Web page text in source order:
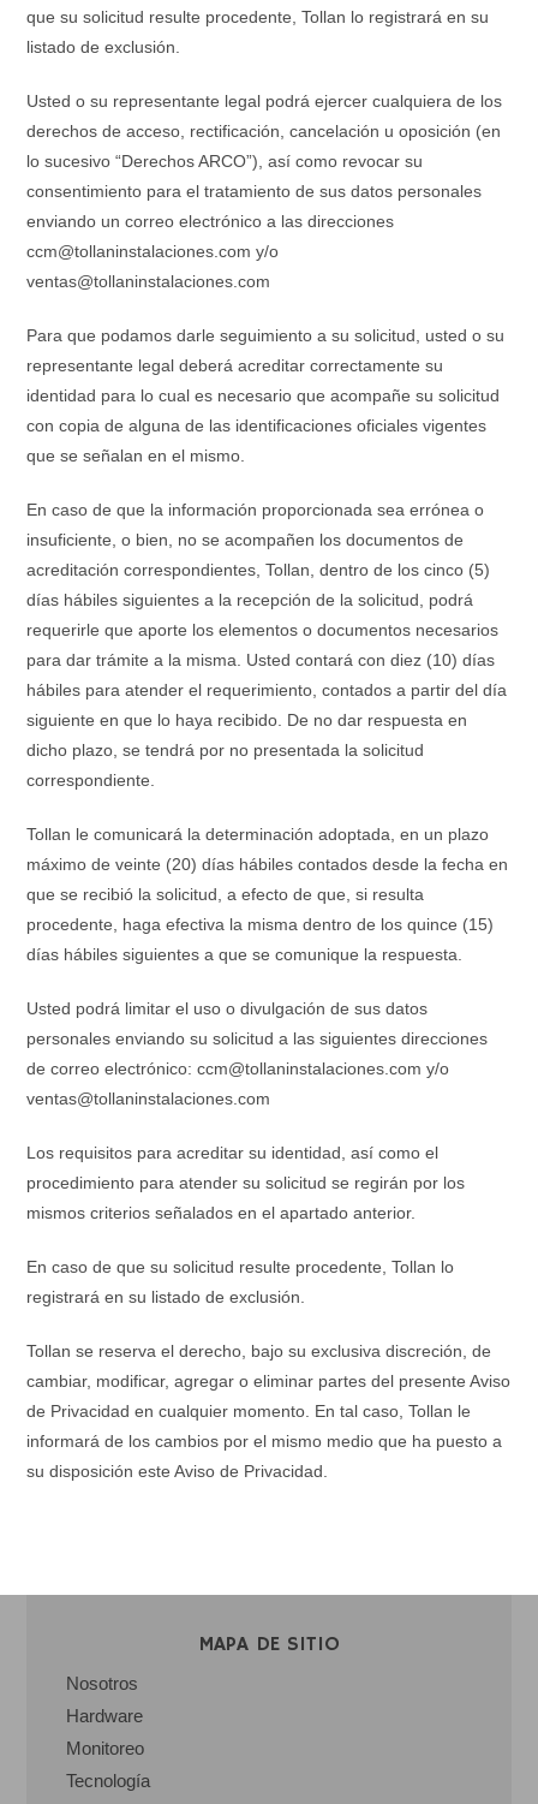
que su solicitud resulte procedente, Tollan lo registrará en su
listado de exclusión.
Usted o su representante legal podrá ejercer cualquiera de los
derechos de acceso, rectificación, cancelación u oposición (en
lo sucesivo “Derechos ARCO”), así como revocar su
consentimiento para el tratamiento de sus datos personales
enviando un correo electrónico a las direcciones
ccm@tollaninstalaciones.com y/o
ventas@tollaninstalaciones.com
Para que podamos darle seguimiento a su solicitud, usted o su
representante legal deberá acreditar correctamente su
identidad para lo cual es necesario que acompañe su solicitud
con copia de alguna de las identificaciones oficiales vigentes
que se señalan en el mismo.
En caso de que la información proporcionada sea errónea o
insuficiente, o bien, no se acompañen los documentos de
acreditación correspondientes, Tollan, dentro de los cinco (5)
días hábiles siguientes a la recepción de la solicitud, podrá
requerirle que aporte los elementos o documentos necesarios
para dar trámite a la misma. Usted contará con diez (10) días
hábiles para atender el requerimiento, contados a partir del día
siguiente en que lo haya recibido. De no dar respuesta en
dicho plazo, se tendrá por no presentada la solicitud
correspondiente.
Tollan le comunicará la determinación adoptada, en un plazo
máximo de veinte (20) días hábiles contados desde la fecha en
que se recibió la solicitud, a efecto de que, si resulta
procedente, haga efectiva la misma dentro de los quince (15)
días hábiles siguientes a que se comunique la respuesta.
Usted podrá limitar el uso o divulgación de sus datos
personales enviando su solicitud a las siguientes direcciones
de correo electrónico: ccm@tollaninstalaciones.com y/o
ventas@tollaninstalaciones.com
Los requisitos para acreditar su identidad, así como el
procedimiento para atender su solicitud se regirán por los
mismos criterios señalados en el apartado anterior.
En caso de que su solicitud resulte procedente, Tollan lo
registrará en su listado de exclusión.
Tollan se reserva el derecho, bajo su exclusiva discreción, de
cambiar, modificar, agregar o eliminar partes del presente Aviso
de Privacidad en cualquier momento. En tal caso, Tollan le
informará de los cambios por el mismo medio que ha puesto a
su disposición este Aviso de Privacidad.
MAPA DE SITIO
Nosotros
Hardware
Monitoreo
Tecnología